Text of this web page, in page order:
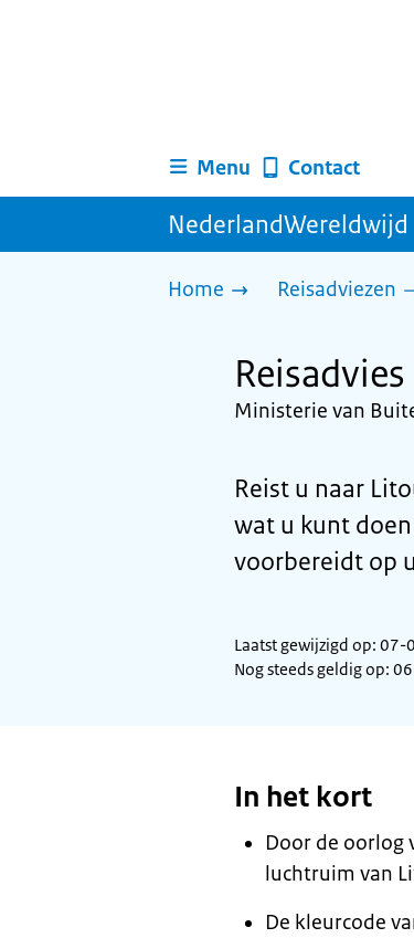
Menu Contact
NederlandWereldwijd
Home Reisadviezen
Ministerie van
Reist u naar
wat u kunt
voorbereidt op
Laatst gewijzigd op:
Nog steeds geldig op:
In het kort
Door de oorlog
luchtruim van
De kleurcode